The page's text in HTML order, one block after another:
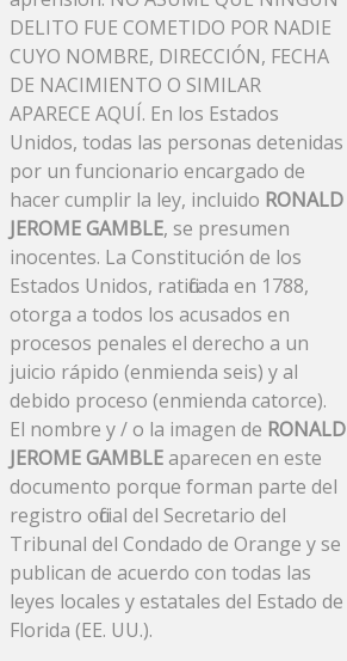
DELITO FUE COMETIDO POR NADIE
CUYO NOMBRE, DIRECCIÓN, FECHA
DE NACIMIENTO O SIMILAR
APARECE AQUÍ. En los Estados
Unidos, todas las personas detenidas
por un funcionario encargado de
hacer cumplir la ley, incluido RONALD
JEROME GAMBLE, se presumen
inocentes. La Constitución de los
Estados Unidos, ratificada en 1788,
otorga a todos los acusados ​​en
procesos penales el derecho a un
juicio rápido (enmienda seis) y al
debido proceso (enmienda catorce).
El nombre y / o la imagen de RONALD
JEROME GAMBLEaparecen en este
documento porque forman parte del
registro oficial del Secretario del
Tribunal del Condado de Orange y se
publican de acuerdo con todas las
leyes locales y estatales del Estado de
Florida (EE. UU.).